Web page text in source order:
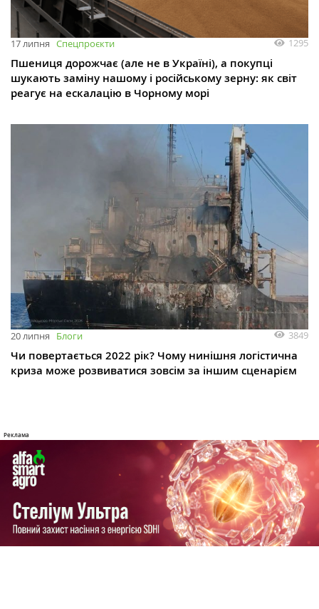
17 липня Спецпроєкти 1295
Пшениця дорожчає (але не в Україні), а покупці
шукають заміну нашому і російському зерну: як світ
реагує на ескалацію в Чорному морі
20 липня Блоги 3849
Чи повертається 2022 рік? Чому нинішня логістична
криза може розвиватися зовсім за іншим сценарієм